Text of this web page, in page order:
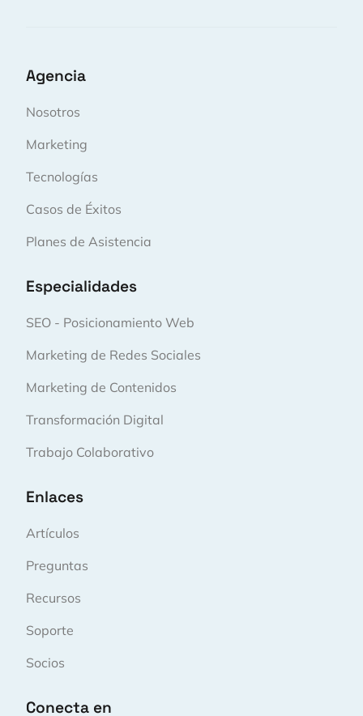
Agencia
Nosotros
Marketing
Tecnologías
Casos de Éxitos
Planes de Asistencia
Especialidades
SEO - Posicionamiento Web
Marketing de Redes Sociales
Marketing de Contenidos
Transformación Digital
Trabajo Colaborativo
Enlaces
Artículos
Preguntas
Recursos
Soporte
Socios
Conecta en